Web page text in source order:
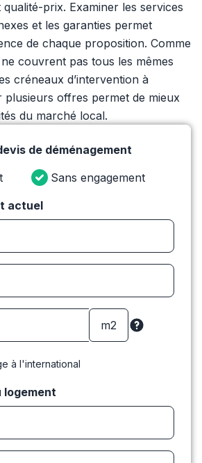
prix. Examiner les services
et les garanties permet
de chaque proposition. Comme
couvrent pas tous les mêmes
créneaux d’intervention à
offres permet de mieux
du marché local.
de déménagement
Sans engagement
actuel
à l'international
logement